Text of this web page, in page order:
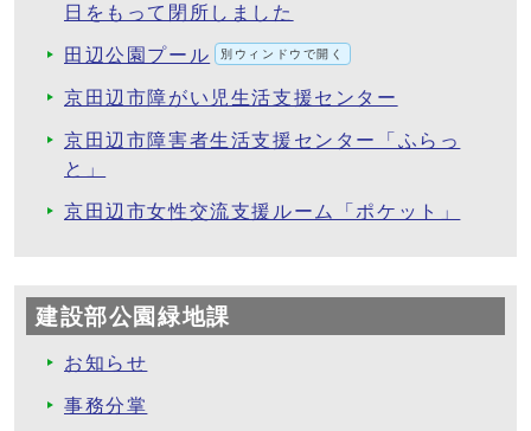
日をもって閉所しました
田辺公園プール 別ウィンドウで開く
京田辺市障がい児生活支援センター
京田辺市障害者生活支援センター「ふらっ
と」
京田辺市女性交流支援ルーム「ポケット」
建設部公園緑地課
お知らせ
事務分掌